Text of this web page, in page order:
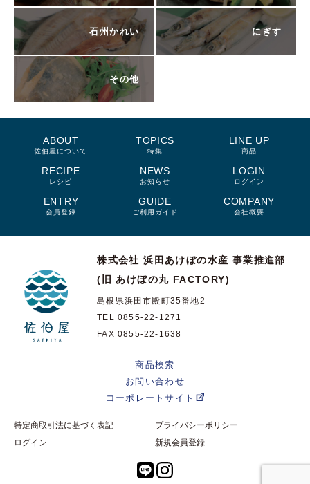
石州かれい にぎす
その他
ABOUT
佐伯屋について
TOPICS
特集
LINE UP
商品
RECIPE
レシピ
NEWS
お知らせ
LOGIN
ログイン
ENTRY
会員登録
GUIDE
ご利用ガイド
COMPANY
会社概要
株式会社 浜田あけぼの水産 事業推進部
(旧 あけぼの丸 FACTORY)
島根県浜田市殿町35番地2
TEL 0855-22-1271
FAX 0855-22-1638
商品検索
お問い合わせ
コーポレートサイト
特定商取引法に基づく表記
プライバシーポリシー
ログイン
新規会員登録